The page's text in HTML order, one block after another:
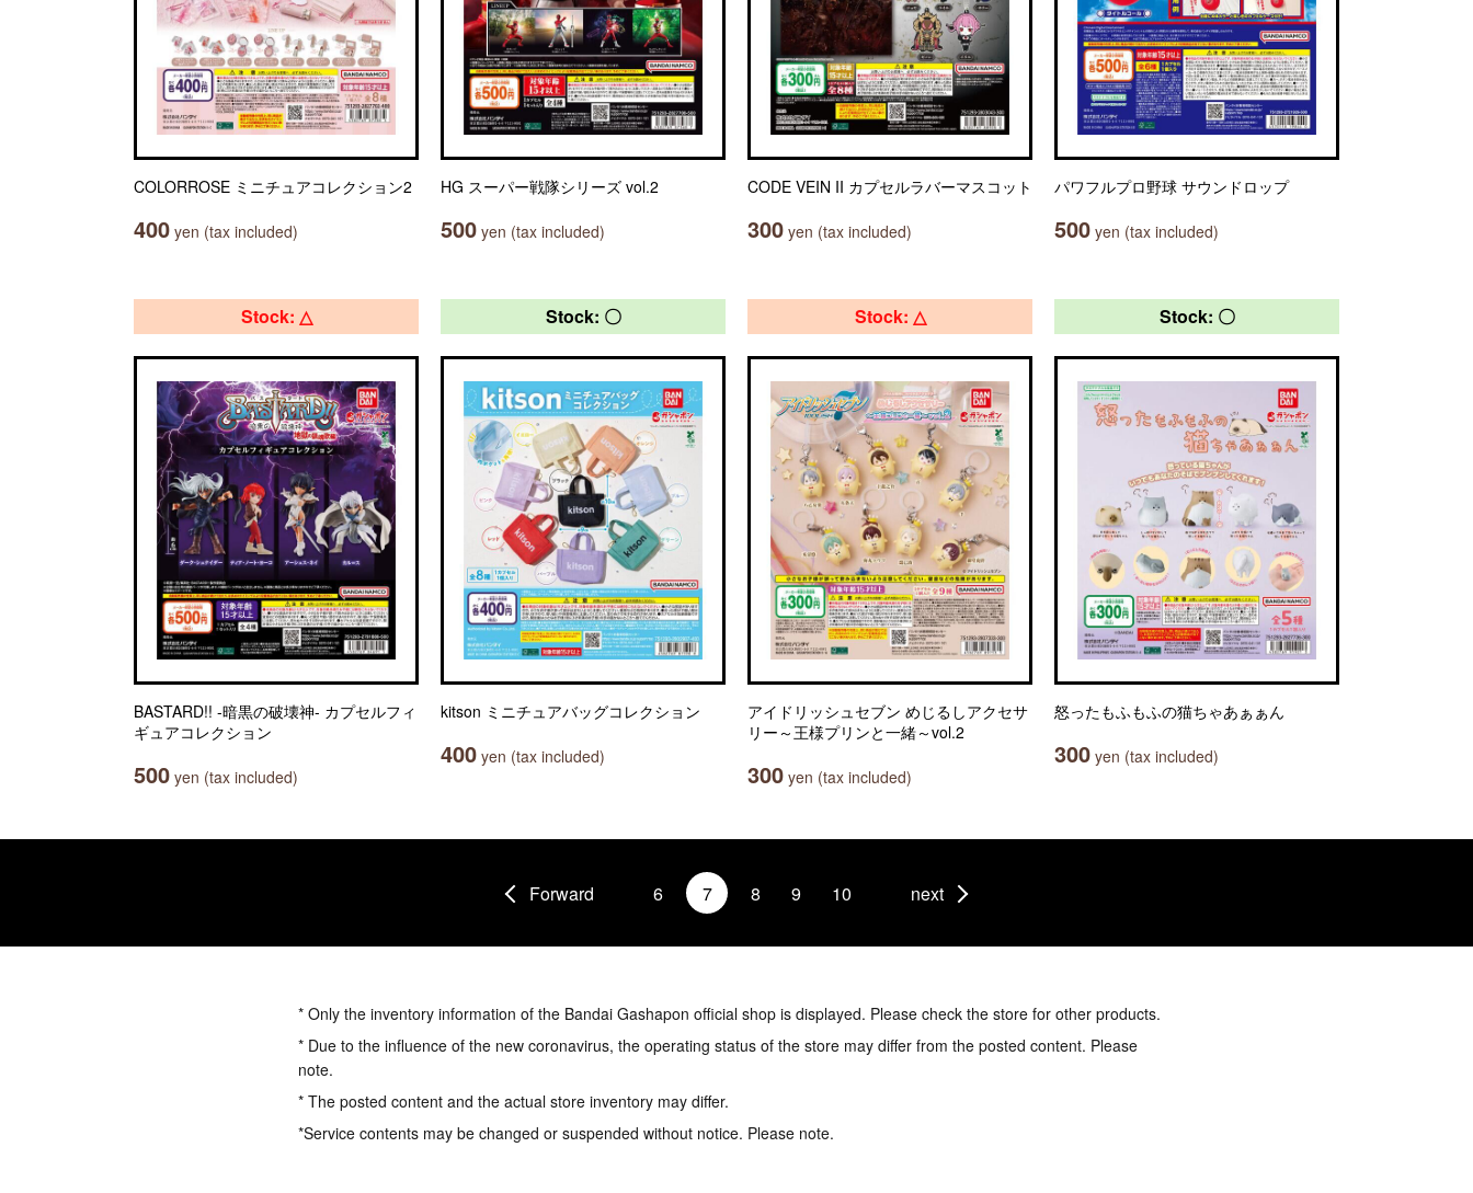
COLORROSE ミニチュアコレクション2
400 yen (tax included)
HG スーパー戦隊シリーズ vol.2
500 yen (tax included)
CODE VEIN II カプセルラバーマスコット
300 yen (tax included)
パワフルプロ野球 サウンドロップ
500 yen (tax included)
Stock: △
BASTARD!! -暗黒の破壊神- カプセルフィ
ギュアコレクション
500 yen (tax included)
Stock: 〇
kitson ミニチュアバッグコレクション
400 yen (tax included)
Stock: △
アイドリッシュセブン めじるしアクセサ
リー～王様プリンと一緒～vol.2
300 yen (tax included)
Stock: 〇
怒ったもふもふの猫ちゃあぁぁん
300 yen (tax included)
Forward 6 7 8 9 10 next
* Only the inventory information of the Bandai Gashapon official shop is displayed. Please check the store for other products.
* Due to the influence of the new coronavirus, the operating status of the store may differ from the posted content. Please
note.
* The posted content and the actual store inventory may differ.
*Service contents may be changed or suspended without notice. Please note.